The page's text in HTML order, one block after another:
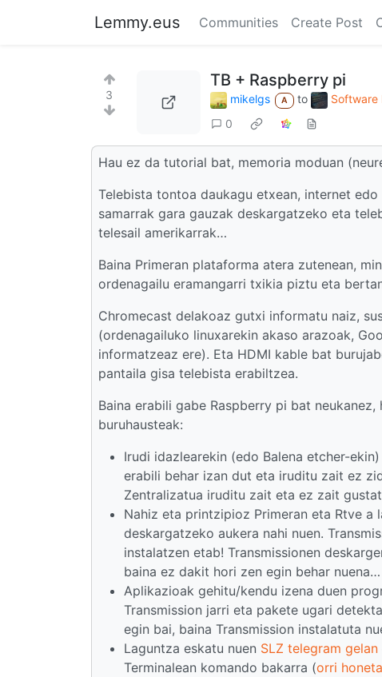
Lemmy.eus Communities Create Post
3
TB + Raspberry pi
mikelgs A to Software
0
Hau ez da tutorial bat, memoria moduan
Telebista tontoa daukagu etxean, internet
samarrak gara gauzak deskargatzeko eta
telesail amerikarrak…
Baina Primeran plataforma atera zutenean,
ordenagailu eramangarri txikia piztu eta
Chromecast delakoaz gutxi informatu naiz,
(ordenagailuko linuxarekin akaso arazoak,
informatzeaz ere). Eta HDMI kable bat
pantaila gisa telebista erabiltzea.
Baina erabili gabe Raspberry pi bat
buruhausteak:
Irudi idazlearekin (edo Balena etcher-
erabili behar izan dut eta iruditu zait ez
Zentralizatua iruditu zait eta ez zait
Nahiz eta printzipioz Primeran eta Rtve
deskargatzeko aukera nahi nuen.
instalatzen etab! Transmissionen
baina ez dakit hori zen egin behar
Aplikazioak gehitu/kendu izena duen
Transmission jarri eta pakete ugari
egin bai, baina Transmission instalatuta
Laguntza eskatu nuen SLZ telegram gelan
Terminalean komando bakarra (orri